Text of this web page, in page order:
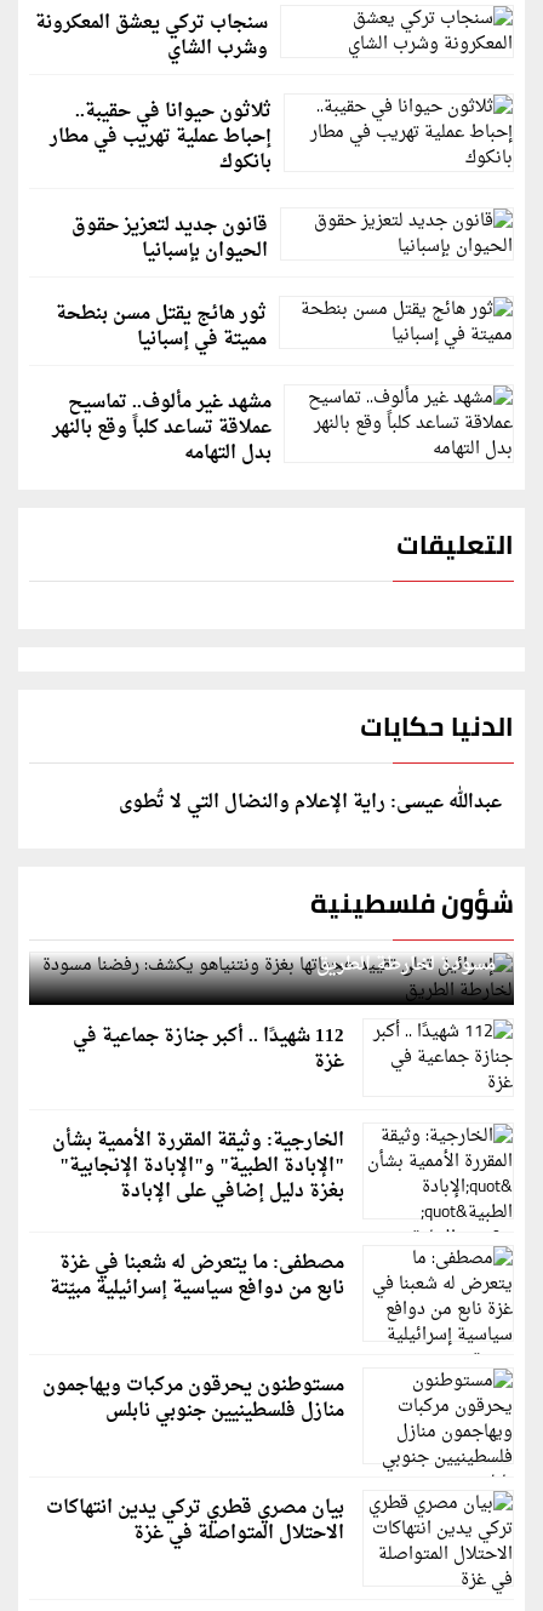
سنجاب تركي يعشق المعكرونة
وشرب الشاي
ثلاثون حيوانا في حقيبة..
إحباط عملية تهريب في مطار
بانكوك
قانون جديد لتعزيز حقوق
الحيوان بإسبانيا
ثور هائج يقتل مسن بنطحة
مميتة في إسبانيا
مشهد غير مألوف.. تماسيح
عملاقة تساعد كلباً وقع بالنهر
بدل التهامه
التعليقات
الدنيا حكايات
عبدالله عيسى: راية الإعلام والنضال التي لا تُطوى
شؤون فلسطينية
إسرائيل تعلن تقييد هجماتها بغزة ونتنياهو يكشف: رفضنا
مسودة لخارطة الطريق
112 شهيدًا .. أكبر جنازة جماعية في
غزة
الخارجية: وثيقة المقررة الأممية بشأن
"الإبادة الطبية" و"الإبادة الإنجابية"
بغزة دليل إضافي على الإبادة
مصطفى: ما يتعرض له شعبنا في غزة
نابع من دوافع سياسية إسرائيلية مبيّتة
مستوطنون يحرقون مركبات ويهاجمون
منازل فلسطينيين جنوبي نابلس
بيان مصري قطري تركي يدين انتهاكات
الاحتلال المتواصلة في غزة